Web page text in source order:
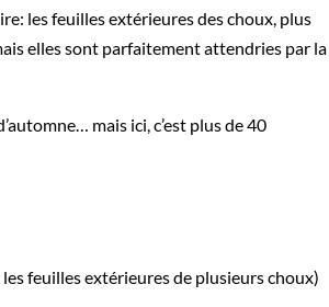
les feuilles extérieures des choux, plus
elles sont parfaitement attendries par la
mais ici, c’est plus de 40
feuilles extérieures de plusieurs choux)